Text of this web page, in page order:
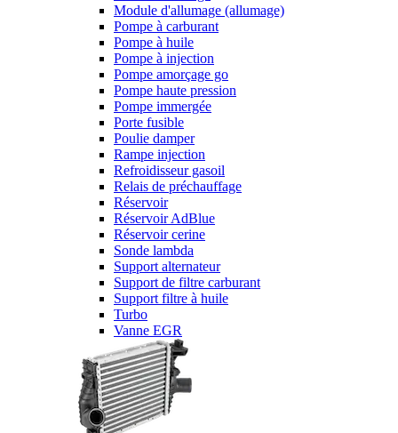
Module d'allumage (allumage)
Pompe à carburant
Pompe à huile
Pompe à injection
Pompe amorçage go
Pompe haute pression
Pompe immergée
Porte fusible
Poulie damper
Rampe injection
Refroidisseur gasoil
Relais de préchauffage
Réservoir
Réservoir AdBlue
Réservoir cerine
Sonde lambda
Support alternateur
Support de filtre carburant
Support filtre à huile
Turbo
Vanne EGR